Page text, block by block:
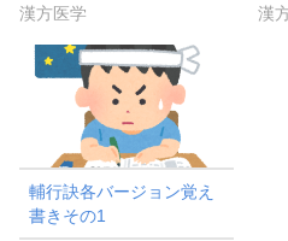
漢方医学
漢
輔行訣各バージョン覚え
書きその1